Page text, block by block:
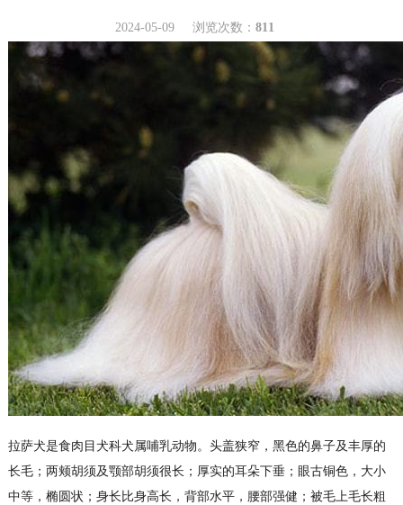
2024-05-09 浏览次数： 811
拉萨犬是食肉目犬科犬属哺乳动物。头盖狭窄，黑色的鼻子及丰厚的
长毛；两颊胡须及颚部胡须很长；厚实的耳朵下垂；眼古铜色，大小
中等，椭圆状；身长比身高长，背部水平，腰部强健；被毛上毛长粗